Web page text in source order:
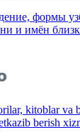
формы
и имён
kitoblar va
berish